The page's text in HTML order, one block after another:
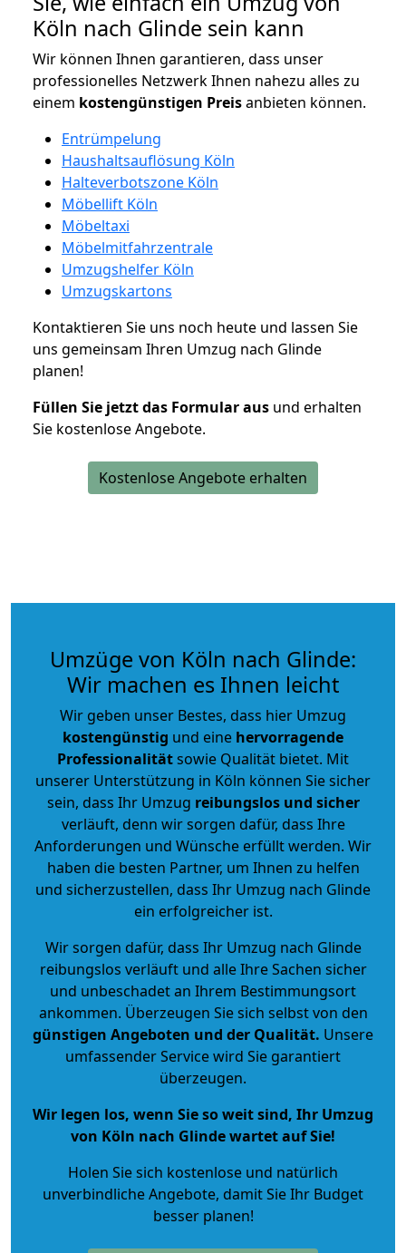
Köln nach Glinde sein kann
Wir können Ihnen garantieren, dass unser
professionelles Netzwerk Ihnen nahezu alles zu
einem kostengünstigen Preisanbieten können.
Entrümpelung
Haushaltsauflösung Köln
Halteverbotszone Köln
Möbellift Köln
Möbeltaxi
Möbelmitfahrzentrale
Umzugshelfer Köln
Umzugskartons
Kontaktieren Sie uns noch heute und lassen Sie
uns gemeinsam Ihren Umzug nach Glinde
planen!
Füllen Sie jetzt das Formular aus und erhalten
Sie kostenlose Angebote.
Kostenlose Angebote erhalten
Umzüge von Köln nach Glinde:
Wir machen es Ihnen leicht
Wir geben unser Bestes, dass hier Umzug
kostengünstig und eine hervorragende
Professionalitätsowie Qualität bietet. Mit
unserer Unterstützung in Köln können Sie sicher
sein, dass Ihr Umzug reibungslos und sicher
verläuft, denn wir sorgen dafür, dass Ihre
Anforderungen und Wünsche erfüllt werden. Wir
haben die besten Partner, um Ihnen zu helfen
und sicherzustellen, dass Ihr Umzug nach Glinde
ein erfolgreicher ist.
Wir sorgen dafür, dass Ihr Umzug nach Glinde
reibungslos verläuft und alle Ihre Sachen sicher
und unbeschadet an Ihrem Bestimmungsort
ankommen. Überzeugen Sie sich selbst von den
günstigen Angeboten und der Qualität. Unsere
umfassender Service wird Sie garantiert
überzeugen.
Wir legen los, wenn Sie so weit sind, Ihr Umzug
von Köln nach Glinde wartet auf Sie!
Holen Sie sich kostenlose und natürlich
unverbindliche Angebote, damit Sie Ihr Budget
besser planen!